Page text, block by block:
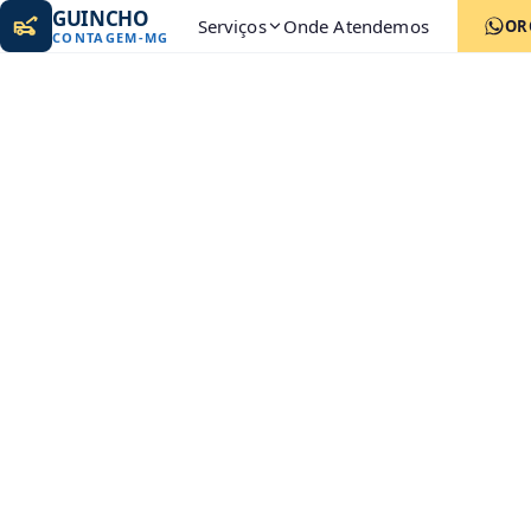
GUINCHO
CONTAGEM-MG Serviços Onde Atendemos